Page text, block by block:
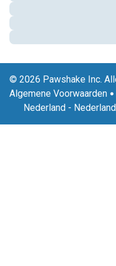
© 2026 Pawshake Inc.
Algemene Voorwaarden
Nederland -